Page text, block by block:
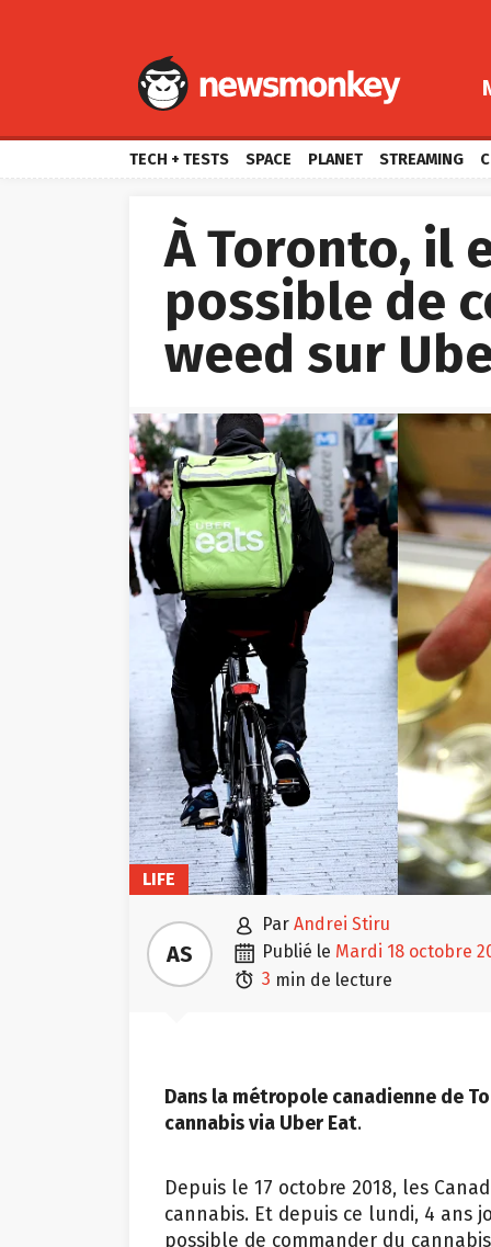
TECH + TESTS SPACE PLANET STREAMING
À Toronto, il
possible de
weed sur
LIFE
AS
 par Andrei Stiru
 publié le mardi 18 octobre
 3 min de lecture
Dans la métropole canadienne de
cannabis via Uber Eat.
Depuis le 17 octobre 2018, les
cannabis. Et depuis ce lundi, 4 ans
possible de commander du